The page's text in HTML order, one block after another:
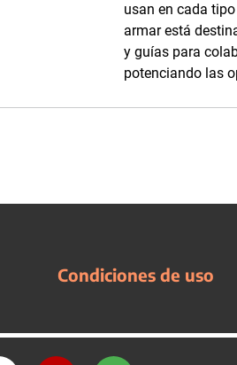
usan en cada
armar está
y guías para
potenciando las
Condiciones de uso